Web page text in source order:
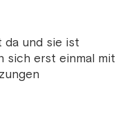
da und sie ist
sich erst einmal mit